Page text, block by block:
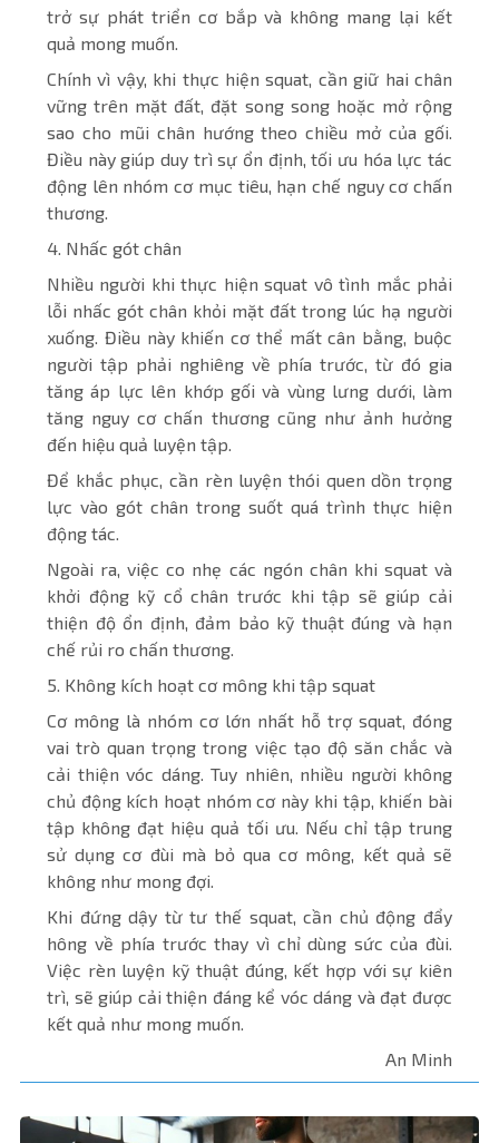
trở sự phát triển cơ bắp và không mang lại kết
quả mong muốn.
Chính vì vậy, khi thực hiện squat, cần giữ hai chân
vững trên mặt đất, đặt song song hoặc mở rộng
sao cho mũi chân hướng theo chiều mở của gối.
Điều này giúp duy trì sự ổn định, tối ưu hóa lực tác
động lên nhóm cơ mục tiêu, hạn chế nguy cơ chấn
thương.
4. Nhấc gót chân
Nhiều người khi thực hiện squat vô tình mắc phải
lỗi nhấc gót chân khỏi mặt đất trong lúc hạ người
xuống. Điều này khiến cơ thể mất cân bằng, buộc
người tập phải nghiêng về phía trước, từ đó gia
tăng áp lực lên khớp gối và vùng lưng dưới, làm
tăng nguy cơ chấn thương cũng như ảnh hưởng
đến hiệu quả luyện tập.
Để khắc phục, cần rèn luyện thói quen dồn trọng
lực vào gót chân trong suốt quá trình thực hiện
động tác.
Ngoài ra, việc co nhẹ các ngón chân khi squat và
khởi động kỹ cổ chân trước khi tập sẽ giúp cải
thiện độ ổn định, đảm bảo kỹ thuật đúng và hạn
chế rủi ro chấn thương.
5. Không kích hoạt cơ mông khi tập squat
Cơ mông là nhóm cơ lớn nhất hỗ trợ squat, đóng
vai trò quan trọng trong việc tạo độ săn chắc và
cải thiện vóc dáng. Tuy nhiên, nhiều người không
chủ động kích hoạt nhóm cơ này khi tập, khiến bài
tập không đạt hiệu quả tối ưu. Nếu chỉ tập trung
sử dụng cơ đùi mà bỏ qua cơ mông, kết quả sẽ
không như mong đợi.
Khi đứng dậy từ tư thế squat, cần chủ động đẩy
hông về phía trước thay vì chỉ dùng sức của đùi.
Việc rèn luyện kỹ thuật đúng, kết hợp với sự kiên
trì, sẽ giúp cải thiện đáng kể vóc dáng và đạt được
kết quả như mong muốn.
An Minh